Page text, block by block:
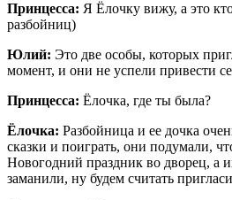
Принцесса: Я Ёлочку вижу, а это
разбойниц)
Юлий: Это две особы, которых
момент, и они не успели привести
Принцесса: Ёлочка, где ты была?
Ёлочка: Разбойница и ее дочка
сказки и поиграть, они подумали,
Новогодний праздник во дворец, а
заманили, ну будем считать